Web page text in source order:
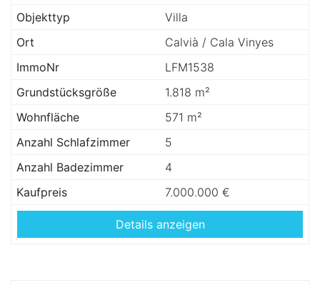
Objekttyp
Villa
Ort
Calvià / Cala Vinyes
ImmoNr
LFM1538
Grundstücksgröße
1.818 m²
Wohnfläche
571 m²
Anzahl Schlafzimmer
5
Anzahl Badezimmer
4
Kaufpreis
7.000.000 €
Details anzeigen